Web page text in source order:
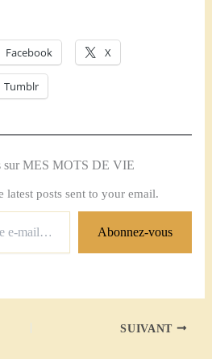
Facebook X
Tumblr
sur MES MOTS DE VIE
latest posts sent to your email.
Abonnez-vous
SUIVANT